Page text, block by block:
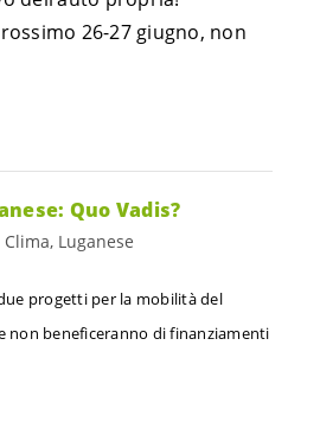
26-27 giugno, non
Quo Vadis?
Clima, Luganese
due progetti per la mobilità del
non beneficeranno di finanziamenti